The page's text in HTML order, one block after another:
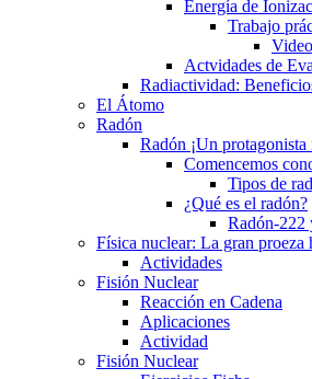
Energía de
Trabajo
Actvidades de
Radiactividad:
El Átomo
Radón
Radón ¡Un
Comencemos
Tipos de
¿Qué es el radón?
Radón-222
Física nuclear: La gran proeza
Actividades
Fisión Nuclear
Reacción en Cadena
Aplicaciones
Actividad
Fisión Nuclear